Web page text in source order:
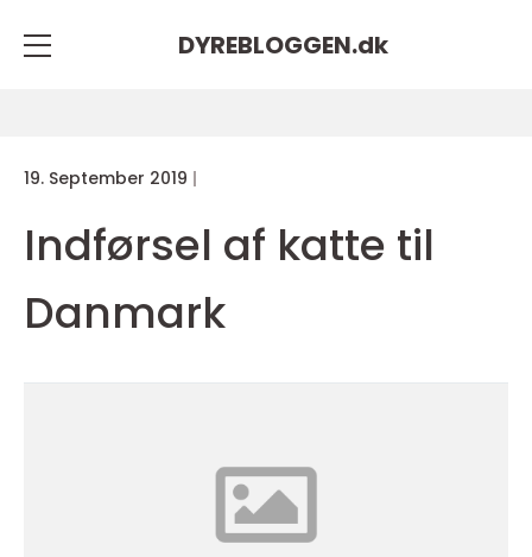
DYREBLOGGEN.dk
19. September 2019
Indførsel af katte til
Danmark